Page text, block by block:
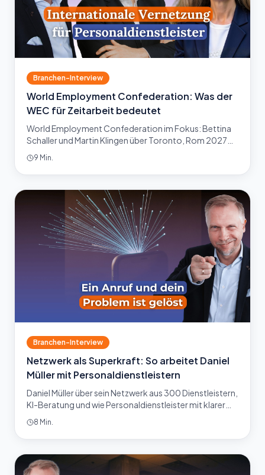
Branchen-Interview
World Employment Confederation: Was der
WEC für Zeitarbeit bedeutet
World Employment Confederation im Fokus: Bettina
Schaller und Martin Klingen über Toronto, Rom 2027
und was der WEC für deutsche Personaldienstleister
leistet.
9 Min.
Branchen-Interview
Netzwerk als Superkraft: So arbeitet Daniel
Müller mit Personaldienstleistern
Daniel Müller über sein Netzwerk aus 300 Dienstleistern,
KI-Beratung und wie Personaldienstleister mit klarer
Strategie mehr Umsatz erzielen. Jetzt reinhören.
8 Min.